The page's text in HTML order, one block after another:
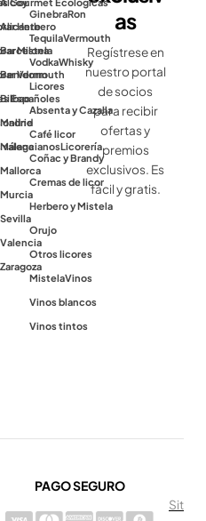
Alicante
Herbero
Mistela
Vermouth
Españoles
online
valencianosLicorería
GinebraRon
TequilaVermouth
VodkaWhisky
Licores
Absenta y Cazalla
Café licor
Coñac y Brandy
Cremas de licor
Herbero y Mistela
Orujo
Otros licores
MistelaVinos
Vinos blancos
Vinos tintos
as
Regístrese en
nuestro portal
de socios
para recibir
ofertas y
premios
exclusivos. Es
fácil y gratis.
PAGO SEGURO
Sit